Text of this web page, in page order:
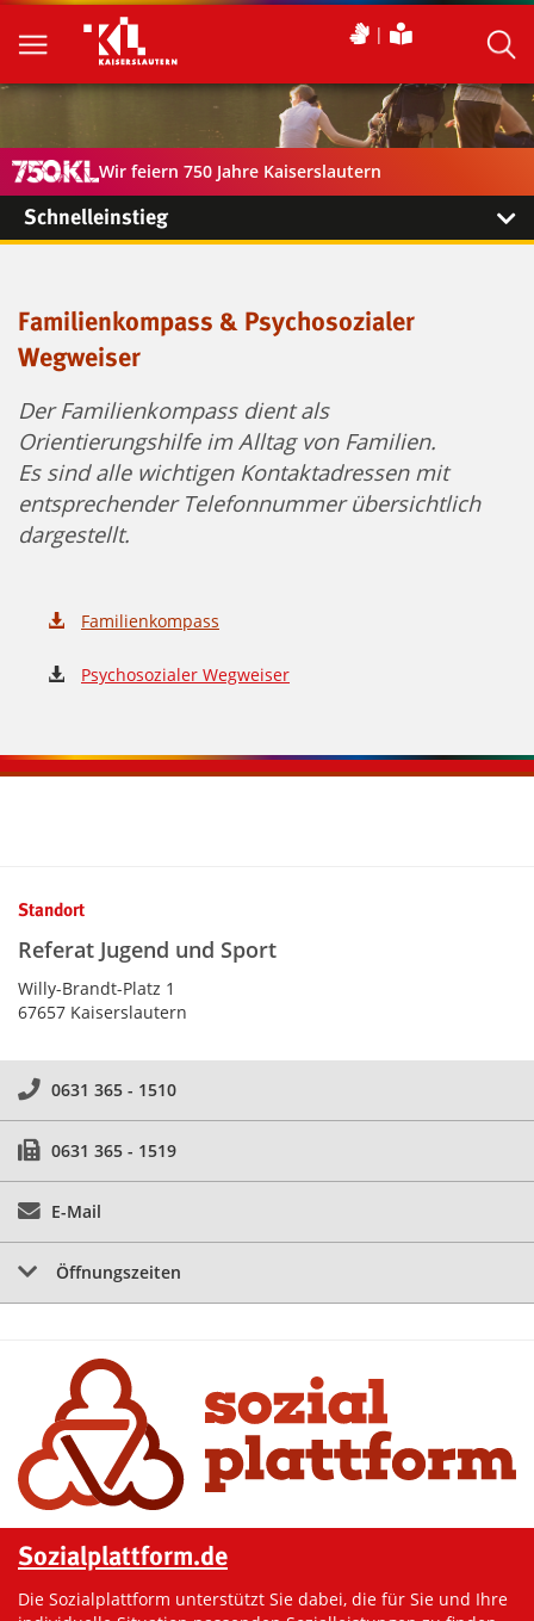
Wir feiern 750 Jahre Kaiserslautern
Schnelleinstieg
Familienkompass & Psychosozialer
Wegweiser
Der Familienkompass dient als
Orientierungshilfe im Alltag von Familien.
Es sind alle wichtigen Kontaktadressen mit
entsprechender Telefonnummer übersichtlich
dargestellt.
Familienkompass
Psychosozialer Wegweiser
Standort
Referat Jugend und Sport
Willy-Brandt-Platz 1
67657 Kaiserslautern
0631 365 - 1510
0631 365 - 1519
E-Mail
Öffnungszeiten
Sozialplattform.de
Die Sozialplattform unterstützt Sie dabei, die für Sie und Ihre